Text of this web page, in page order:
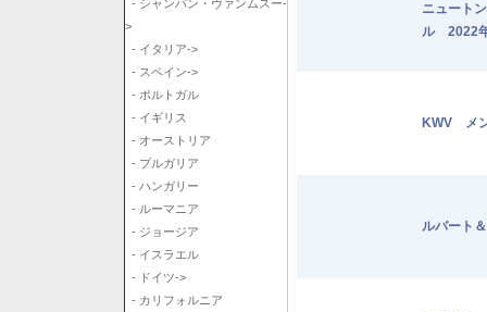
- シャンパン・ヴァンムスー-
>
- イタリア->
- スペイン->
- ポルトガル
- イギリス
- オーストリア
- ブルガリア
- ハンガリー
- ルーマニア
- ジョージア
- イスラエル
- ドイツ->
- カリフォルニア
ニュート
ル 2022
KWV メ
ルバート